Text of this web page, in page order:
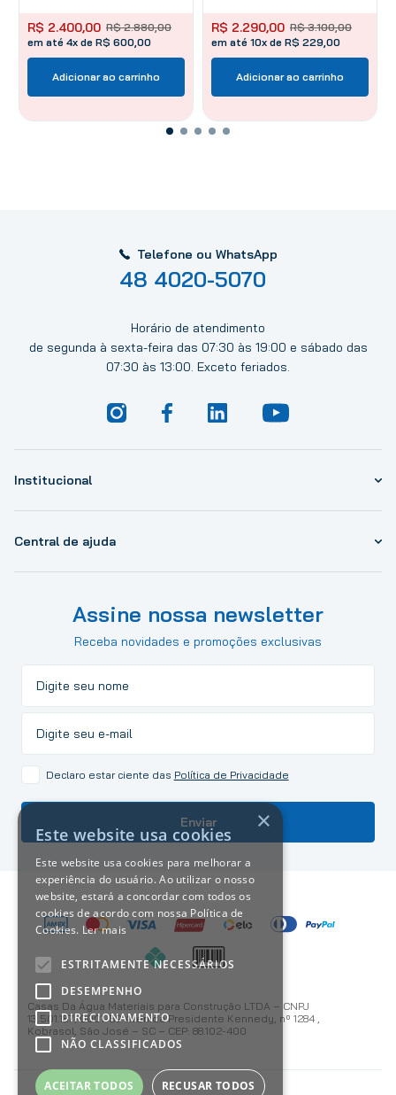
R$ 2.880,00
R$ 2.400,00
em até 4x de R$ 600,00
Adicionar ao carrinho
R$ 3.100,00
R$ 2.290,00
em até 10x de R$ 229,00
Adicionar ao carrinho
Telefone ou WhatsApp
48 4020-5070
Horário de atendimento
de segunda à sexta-feira das 07:30 às 19:00 e sábado das
07:30 às 13:00. Exceto feriados.
Institucional
Central de ajuda
Assine nossa newsletter
Receba novidades e promoções exclusivas
Declaro estar ciente das Política de Privacidade
Enviar
Casas Da Água Materiais para Construção LTDA – CNPJ
13.501.187/0001-59 Avenida Presidente Kennedy, nº 1284 ,
Kobrasol, São José – SC – CEP: 88.102-400
×
Este website usa cookies
Este website usa cookies para melhorar a
experiência do usuário. Ao utilizar o nosso
website, estará a concordar com todos os
cookies de acordo com nossa Política de
Cookies. Ler mais
ESTRITAMENTE NECESSÁRIOS
DESEMPENHO
DIRECIONAMENTO
NÃO CLASSIFICADOS
ACEITAR TODOS RECUSAR TODOS